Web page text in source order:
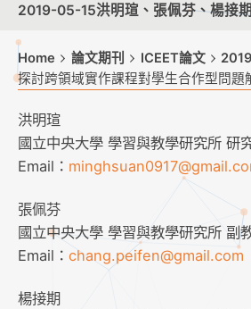
2019-05-15洪明瑄、張佩芬、楊接期
Home 論文期刊 ICEET論文
探討跨領域實作課程對學生合作型問題
洪明瑄
國立中央大學 學習與教學研究所 研
Email：
張佩芬
國立中央大學 學習與教學研究所 副
Email： chang.peifen@gmail.com
楊接期